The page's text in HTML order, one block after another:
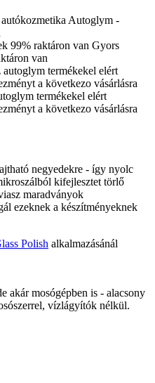
Autoglym -
Gyors
van
termékekel elért
a következo vásárlásra
negyedekre - így nyolc
kifejlesztet törlő
maradványok
ezeknek a készítményeknek
Polish alkalmazásánál
akár mosógépben is - alacsony
vízlágyítók nélkül.